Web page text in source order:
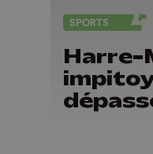
SPORTS
Harre-